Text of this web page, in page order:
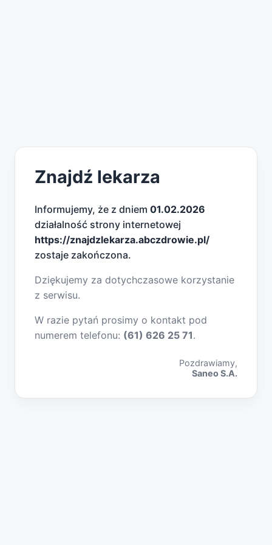
Znajdź lekarza
Informujemy, że z dniem 01.02.2026
działalność strony internetowej
https://znajdzlekarza.abczdrowie.pl/
zostaje zakończona.
Dziękujemy za dotychczasowe korzystanie
z serwisu.
W razie pytań prosimy o kontakt pod
numerem telefonu: (61) 626 25 71.
Pozdrawiamy,
Saneo S.A.